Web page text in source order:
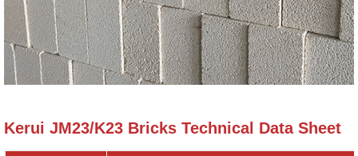
Kerui JM23/K23 Bricks Technical Data Sheet